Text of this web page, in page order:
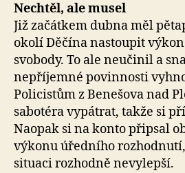
Nechtěl, ale musel
Již začátkem dubna měl
okolí Děčína nastoupit
svobody. To ale neučinil a
nepříjemné povinnosti
Policistům z Benešova nad
sabotéra vypátrat, takže si
Naopak si na konto připsal
výkonu úředního
situaci rozhodně nevylepší.